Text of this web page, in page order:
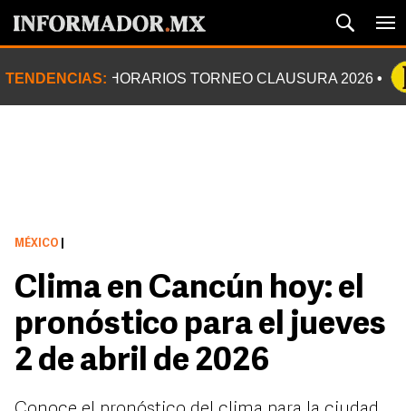
TENDENCIAS: HORARIOS TORNEO CLAUSURA 2026
MÉXICO
Clima en Cancún hoy: el
pronóstico para el jueves
2 de abril de 2026